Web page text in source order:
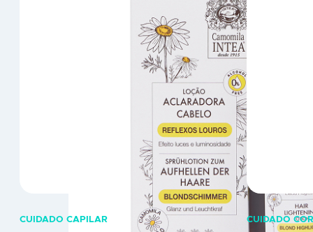
CUIDADO CAPILAR CUIDADO